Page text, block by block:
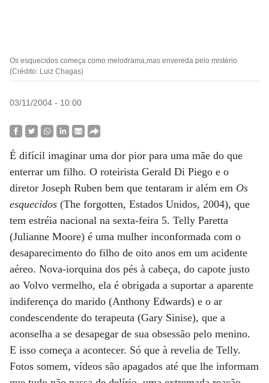
Os esquecidos começa como melodrama,mas envereda pelo mistério
(Crédito: Luiz Chagas)
03/11/2004 - 10:00
É difícil imaginar uma dor pior para uma mãe do que
enterrar um filho. O roteirista Gerald Di Piego e o
diretor Joseph Ruben bem que tentaram ir além em Os
esquecidos (The forgotten, Estados Unidos, 2004), que
tem estréia nacional na sexta-feira 5. Telly Paretta
(Julianne Moore) é uma mulher inconformada com o
desaparecimento do filho de oito anos em um acidente
aéreo. Nova-iorquina dos pés à cabeça, do capote justo
ao Volvo vermelho, ela é obrigada a suportar a aparente
indiferença do marido (Anthony Edwards) e o ar
condescendente do terapeuta (Gary Sinise), que a
aconselha a se desapegar de sua obsessão pelo menino.
E isso começa a acontecer. Só que à revelia de Telly.
Fotos somem, vídeos são apagados até que lhe informam